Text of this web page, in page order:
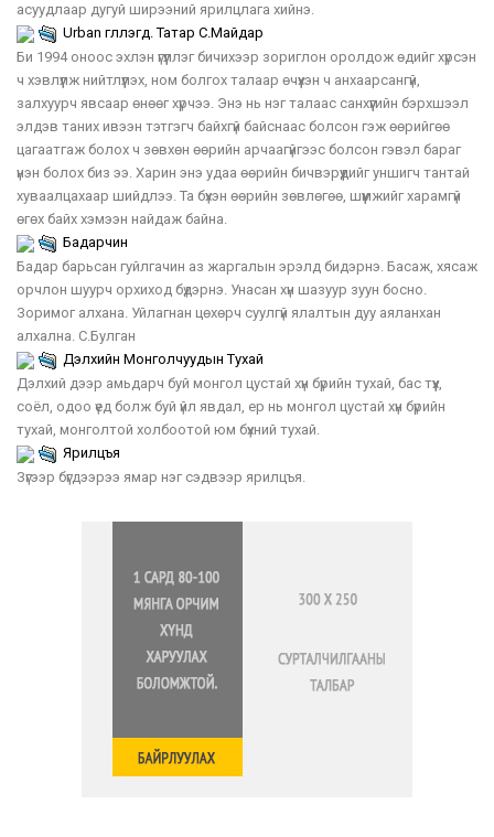
асуудлаар дугуй ширээний ярилцлага хийнэ.
Urban үгүүллэгүүд. Татар С.Майдар
Би 1994 оноос эхлэн үгүүллэг бичихээр зориглон оролдож өдийг хүрсэн
ч хэвлүүлж нийтлүүлэх, ном болгох талаар өчүүхэн ч анхаарсангүй,
залхуурч явсаар өнөөг хүрчээ. Энэ нь нэг талаас санхүүгийн бэрхшээл
элдэв таних ивээн тэтгэгч байхгүй байснаас болсон гэж өөрийгөө
цагаатгаж болох ч зөвхөн өөрийн арчаагүйгээс болсон гэвэл бараг
үнэн болох биз ээ. Харин энэ удаа өөрийн бичвэрүүдийг уншигч тантай
хуваалцахаар шийдлээ. Та бүхэн өөрийн зөвлөгөө, шүүмжийг харамгүй
өгөх байх хэмээн найдаж байна.
Бадарчин
Бадар барьсан гуйлгачин аз жаргалын эрэлд бидэрнэ. Басаж, хясаж
орчлон шуурч орхиход бүдэрнэ. Унасан хүн шазуур зуун босно.
Зоримог алхана. Уйлагнан цөхөрч суулгүй ялалтын дуу аяланхан
алхална. С.Булган
Дэлхийн Монголчуудын Тухай
Дэлхий дээр амьдарч буй монгол цустай хүн бүрийн тухай, бас түүх,
соёл, одоо үед болж буй үйл явдал, ер нь монгол цустай хүн бүрийн
тухай, монголтой холбоотой юм бүхний тухай.
Ярилцъя
Зүгээр бүгдээрээ ямар нэг сэдвээр ярилцъя.